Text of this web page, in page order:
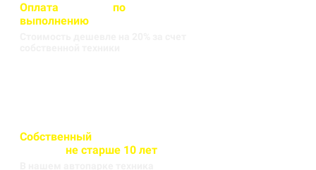
Оплата
по
выполнению
Собственный
не старше 10 лет